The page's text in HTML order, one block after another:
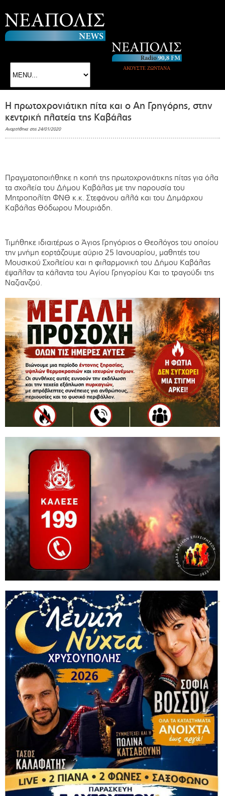
ΑΚΟΥΣΤΕ ΖΩΝΤΑΝΑ
Η πρωτοχρονιάτικη πίτα και ο Αη Γρηγόρης, στην
κεντρική πλατεία της Καβάλας
Αναρτήθηκε στις 24/01/2020
Πραγματοποιήθηκε η κοπή της πρωτοχρονιάτικης πίτας για όλα
τα σχολεία του Δήμου Καβάλας με την παρουσία του
Μητροπολίτη ΦΝΘ κ.κ. Στεφάνου αλλά και του Δημάρχου
Καβάλας Θόδωρου Μουριάδη.
Τιμήθηκε ιδιαιτέρως ο Άγιος Γρηγόριος ο Θεολόγος του οποίου
την μνήμη εορτάζουμε αύριο 25 Ιανουαρίου, μαθητές του
Μουσικού Σχολείου και η φιλαρμονική του Δήμου Καβάλας
έψαλλαν τα κάλαντα του Αγίου Γρηγορίου Και το τραγούδι της
Ναζιανζού.